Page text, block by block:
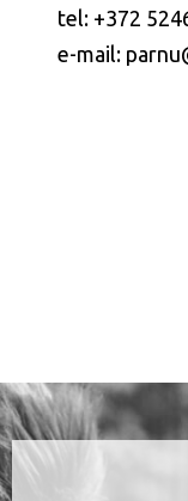
tel: +372
e-mail: